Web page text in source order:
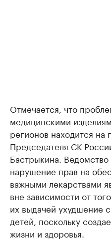
Отмечается, что
медицинскими
регионов находится на
Председателя СК
Бастрыкина.
нарушение прав на
важными лекарствами
вне зависимости от
их выдачей ухудшение
детей, поскольку
жизни и здоровья.